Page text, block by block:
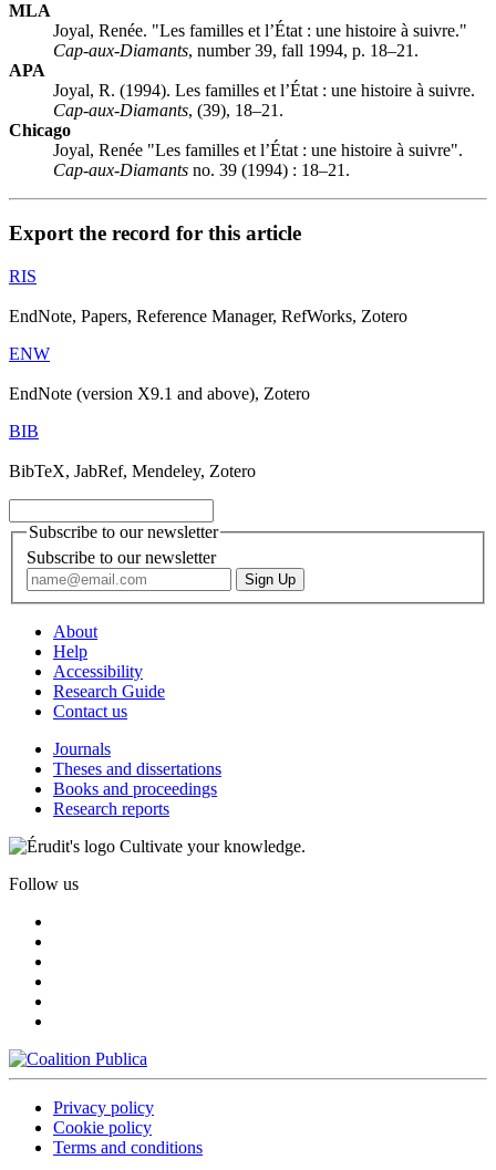
MLA
Joyal, Renée. "Les familles et l’État : une histoire à suivre."
Cap-aux-Diamants, number 39, fall 1994, p. 18–21.
APA
Joyal, R. (1994). Les familles et l’État : une histoire à suivre.
Cap-aux-Diamants, (39), 18–21.
Chicago
Joyal, Renée "Les familles et l’État : une histoire à suivre".
Cap-aux-Diamants no. 39 (1994) : 18–21.
Export the record for this article
RIS
EndNote, Papers, Reference Manager, RefWorks, Zotero
ENW
EndNote (version X9.1 and above), Zotero
BIB
BibTeX, JabRef, Mendeley, Zotero
Subscribe to our newsletter
Subscribe to our newsletter
About
Help
Accessibility
Research Guide
Contact us
Journals
Theses and dissertations
Books and proceedings
Research reports
Cultivate your knowledge.
Follow us
Privacy policy
Cookie policy
Terms and conditions